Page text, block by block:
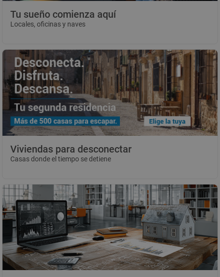
Tu sueño comienza aquí
Locales, oficinas y naves
Viviendas para desconectar
Casas donde el tiempo se detiene